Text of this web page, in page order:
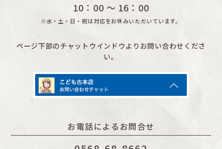
10：00 〜 16：00
※水・土・日・祝は対応をお休みいただいています。
ページ下部のチャットウインドウよりお問い合わせくださ
い。
お電話によるお問合せ